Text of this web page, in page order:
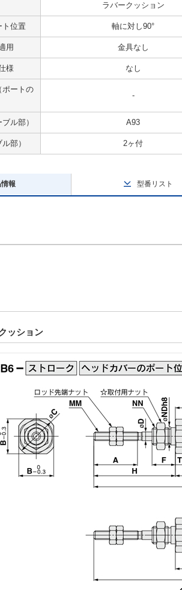
ラバークッション
ト位置 軸に対し90°
用 金具なし
様 なし
ポートの
-
ル部） A93
部） 2ヶ付
報 型番リスト
ッション